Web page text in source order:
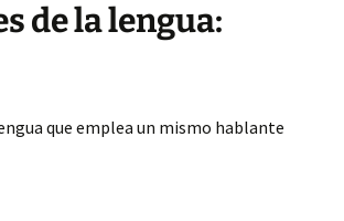
de la lengua:
que emplea un mismo hablante